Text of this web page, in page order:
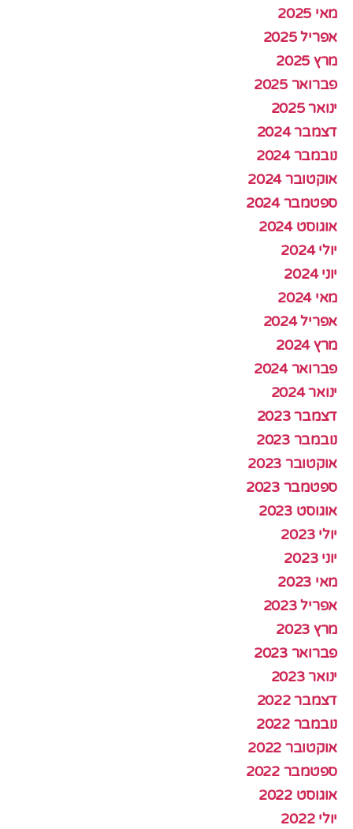
מאי 2025
אפריל 2025
מרץ 2025
פברואר 2025
ינואר 2025
דצמבר 2024
נובמבר 2024
אוקטובר 2024
ספטמבר 2024
אוגוסט 2024
יולי 2024
יוני 2024
מאי 2024
אפריל 2024
מרץ 2024
פברואר 2024
ינואר 2024
דצמבר 2023
נובמבר 2023
אוקטובר 2023
ספטמבר 2023
אוגוסט 2023
יולי 2023
יוני 2023
מאי 2023
אפריל 2023
מרץ 2023
פברואר 2023
ינואר 2023
דצמבר 2022
נובמבר 2022
אוקטובר 2022
ספטמבר 2022
אוגוסט 2022
יולי 2022